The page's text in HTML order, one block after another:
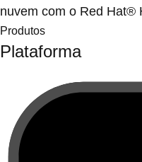
nuvem com o Red Hat®
Produtos
Plataforma